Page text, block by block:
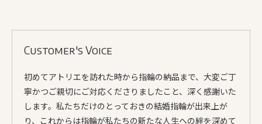
Customer's Voice
初めてアトリエを訪れた時から指輪の納品まで、大変ご丁
寧かつご親切にご対応くださりましたこと、深く感謝いた
します。私たちだけのとっておきの結婚指輪が出来上が
り、これからは指輪が私たちの新たな人生への絆を深めて